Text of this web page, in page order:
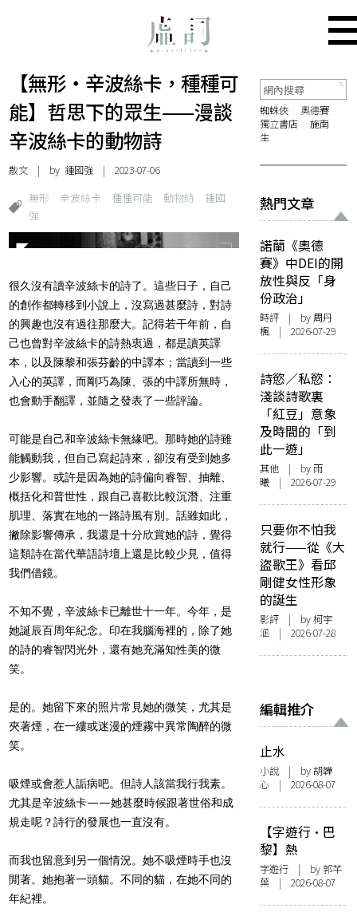
【無形・辛波絲卡，種種可
能】哲思下的眾生——漫談
辛波絲卡的動物詩
散文 | by 鍾國強 | 2023-07-06
無形 辛波絲卡 種種可能 動物詩
鍾國
強
很久沒有讀辛波絲卡的詩了。這些日子，自己
的創作都轉移到小說上，沒寫過甚麼詩，對詩
的興趣也沒有過往那麼大。記得若干年前，自
己也曾對辛波絲卡的詩熱衷過，都是讀英譯
本，以及陳黎和張芬齡的中譯本；當讀到一些
入心的英譯，而剛巧為陳、張的中譯所無時，
也會動手翻譯，並隨之發表了一些評論。
可能是自己和辛波絲卡無緣吧。那時她的詩雖
能觸動我，但自己寫起詩來，卻沒有受到她多
少影響。或許是因為她的詩偏向睿智、抽離、
概括化和普世性，跟自己喜歡比較沉潛、注重
肌理、落實在地的一路詩風有別。話雖如此，
撇除影響傳承，我還是十分欣賞她的詩，覺得
這類詩在當代華語詩壇上還是比較少見，值得
我們借鏡。
不知不覺，辛波絲卡已離世十一年。今年，是
她誕辰百周年紀念。印在我腦海裡的，除了她
的詩的睿智閃光外，還有她充滿知性美的微
笑。
是的。她留下來的照片常見她的微笑，尤其是
夾著煙，在一縷或迷漫的煙霧中異常陶醉的微
笑。
吸煙或會惹人詬病吧。但詩人該當我行我素。
尤其是辛波絲卡——她甚麼時候跟著世俗和成
規走呢？詩行的發展也一直沒有。
而我也留意到另一個情況。她不吸煙時手也沒
閒著。她抱著一頭貓。不同的貓，在她不同的
年紀裡。
蜘蛛俠
奧德賽
獨立書店
施南
生
熱門文章
諾蘭《奧德
賽》中DEI的開
放性與反「身
份政治」
時評 | by周丹
楓 | 2026-07-29
詩慾／私慾：
淺談詩歌裏
「紅豆」意象
及時間的「到
此一遊」
其他 | by 雨
曦 | 2026-07-29
只要你不怕我
就行——從《大
盜歌王》看邱
剛健女性形象
的誕生
影評 | by 柯宇
涵 | 2026-07-28
編輯推介
止水
小說 | by 胡韡
心 | 2026-08-07
【字遊行·巴
黎】熱
字遊行 | by 郭芊
葉 | 2026-08-07